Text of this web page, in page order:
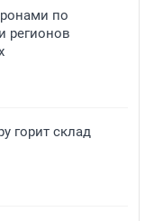
по
регионов
горит склад